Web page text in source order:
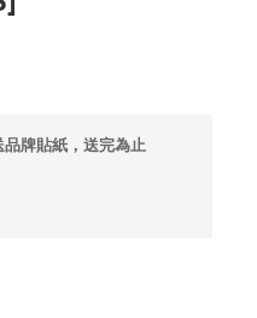
牌貼紙，送完為止